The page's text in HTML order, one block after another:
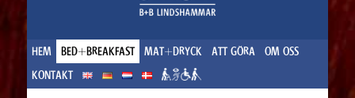
HEM BED+BREAKFAST MAT+DRYCK ATT GÖRA
OM OSS
KONTAKT